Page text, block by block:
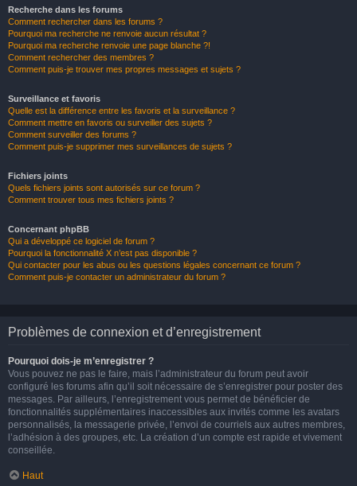
Recherche dans les forums
Comment rechercher dans les forums ?
Pourquoi ma recherche ne renvoie aucun résultat ?
Pourquoi ma recherche renvoie une page blanche ?!
Comment rechercher des membres ?
Comment puis-je trouver mes propres messages et sujets ?
Surveillance et favoris
Quelle est la différence entre les favoris et la surveillance ?
Comment mettre en favoris ou surveiller des sujets ?
Comment surveiller des forums ?
Comment puis-je supprimer mes surveillances de sujets ?
Fichiers joints
Quels fichiers joints sont autorisés sur ce forum ?
Comment trouver tous mes fichiers joints ?
Concernant phpBB
Qui a développé ce logiciel de forum ?
Pourquoi la fonctionnalité X n’est pas disponible ?
Qui contacter pour les abus ou les questions légales concernant ce forum ?
Comment puis-je contacter un administrateur du forum ?
Problèmes de connexion et d’enregistrement
Pourquoi dois-je m’enregistrer ?
Vous pouvez ne pas le faire, mais l’administrateur du forum peut avoir
configuré les forums afin qu’il soit nécessaire de s’enregistrer pour poster des
messages. Par ailleurs, l’enregistrement vous permet de bénéficier de
fonctionnalités supplémentaires inaccessibles aux invités comme les avatars
personnalisés, la messagerie privée, l’envoi de courriels aux autres membres,
l’adhésion à des groupes, etc. La création d’un compte est rapide et vivement
conseillée.
Haut